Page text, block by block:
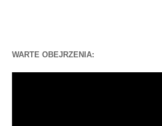
WARTE OBEJRZENIA: